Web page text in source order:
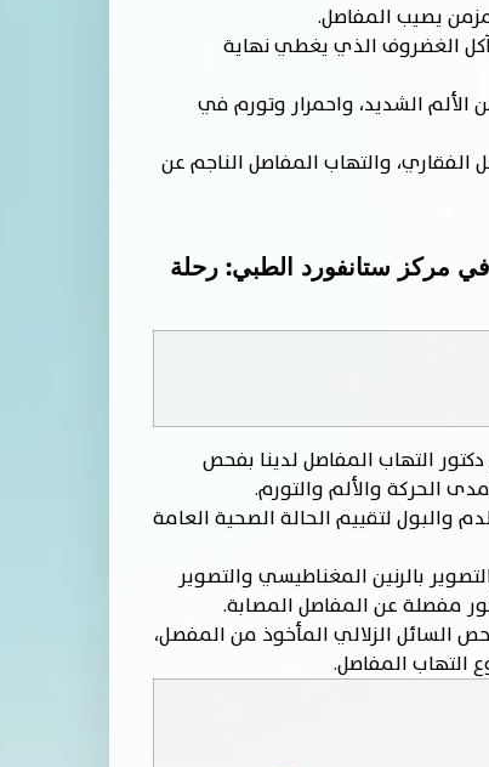
يصيب المفاصل.
الغضروف الذي يغطي نهاية
الألم الشديد، واحمرار وتورم في
الفقاري، والتهاب المفاصل الناجم عن
مركز ستانفورد الطبي: رحلة
التهاب المفاصل لدينا بفحص
الحركة والألم والتورم.
والبول لتقييم الحالة الصحية العامة
بالرنين المغناطيسي والتصوير
مفصلة عن المفاصل المصابة.
السائل الزلالي المأخوذ من المفصل،
التهاب المفاصل.